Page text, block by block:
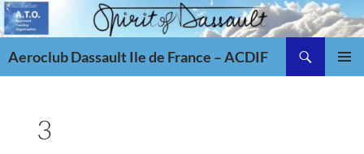
Aller
au
Aeroclub Dassault Ile de France – ACDIF
3